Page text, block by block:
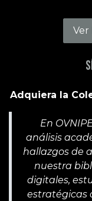
Ver
Adquiera la
En
análisis
hallazgos de
nuestra
digitales,
estratégicas